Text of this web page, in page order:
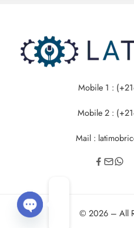
Mobile 1 :
Mobile 2 :
Mail :
© 2026 – All